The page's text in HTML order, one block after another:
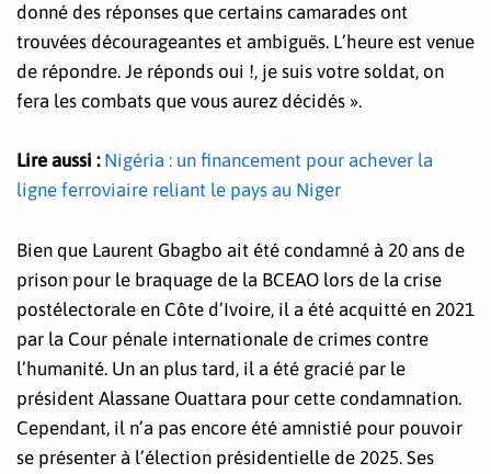
donné des réponses que certains camarades ont
trouvées décourageantes et ambiguës. L’heure est venue
de répondre. Je réponds oui !, je suis votre soldat, on
fera les combats que vous aurez décidés ».
Lire aussi : Nigéria : un financement pour achever la
ligne ferroviaire reliant le pays au Niger
Bien que Laurent Gbagbo ait été condamné à 20 ans de
prison pour le braquage de la BCEAO lors de la crise
postélectorale en Côte d’Ivoire, il a été acquitté en 2021
par la Cour pénale internationale de crimes contre
l’humanité. Un an plus tard, il a été gracié par le
président Alassane Ouattara pour cette condamnation.
Cependant, il n’a pas encore été amnistié pour pouvoir
se présenter à l’élection présidentielle de 2025. Ses